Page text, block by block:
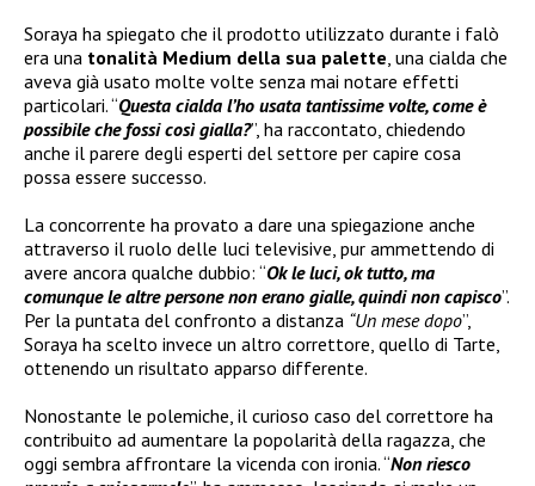
Soraya ha spiegato che il prodotto utilizzato durante i falò
era una tonalità Medium della sua palette, una cialda che
aveva già usato molte volte senza mai notare effetti
particolari. “Questa cialda l’ho usata tantissime volte, come è
possibile che fossi così gialla?”, ha raccontato, chiedendo
anche il parere degli esperti del settore per capire cosa
possa essere successo.
La concorrente ha provato a dare una spiegazione anche
attraverso il ruolo delle luci televisive, pur ammettendo di
avere ancora qualche dubbio: “Ok le luci, ok tutto, ma
comunque le altre persone non erano gialle, quindi non capisco”.
Per la puntata del confronto a distanza “Un mese dopo”,
Soraya ha scelto invece un altro correttore, quello di Tarte,
ottenendo un risultato apparso differente.
Nonostante le polemiche, il curioso caso del correttore ha
contribuito ad aumentare la popolarità della ragazza, che
oggi sembra affrontare la vicenda con ironia. “Non riesco